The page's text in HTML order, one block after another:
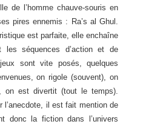
de l’homme chauve-souris en
pires ennemis : Ra’s al Ghul.
est parfaite, elle enchaîne
les séquences d’action et de
sont vite posés, quelques
on rigole (souvent), on
on est divertit (tout le temps).
l’anecdote, il est fait mention de
donc la fiction dans l’univers